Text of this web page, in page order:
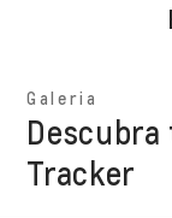
Galeria
Descubra
Tracker